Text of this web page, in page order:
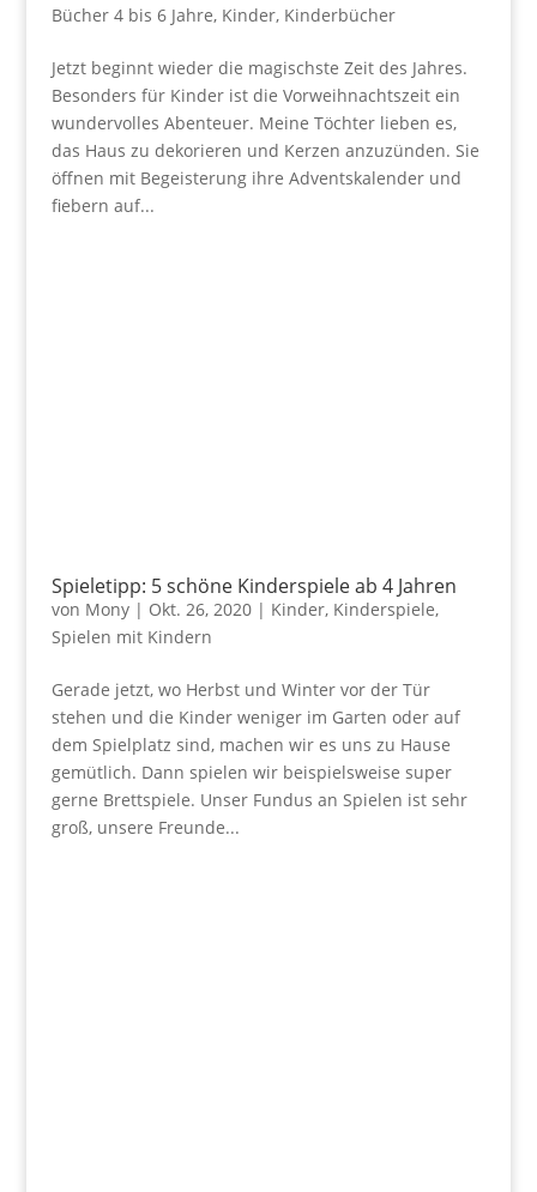
Bücher 4 bis 6 Jahre, Kinder, Kinderbücher
Jetzt beginnt wieder die magischste Zeit des Jahres.
Besonders für Kinder ist die Vorweihnachtszeit ein
wundervolles Abenteuer. Meine Töchter lieben es,
das Haus zu dekorieren und Kerzen anzuzünden. Sie
öffnen mit Begeisterung ihre Adventskalender und
fiebern auf...
Spieletipp: 5 schöne Kinderspiele ab 4 Jahren
von Mony| Okt. 26, 2020| Kinder, Kinderspiele,
Spielen mit Kindern
Gerade jetzt, wo Herbst und Winter vor der Tür
stehen und die Kinder weniger im Garten oder auf
dem Spielplatz sind, machen wir es uns zu Hause
gemütlich. Dann spielen wir beispielsweise super
gerne Brettspiele. Unser Fundus an Spielen ist sehr
groß, unsere Freunde...